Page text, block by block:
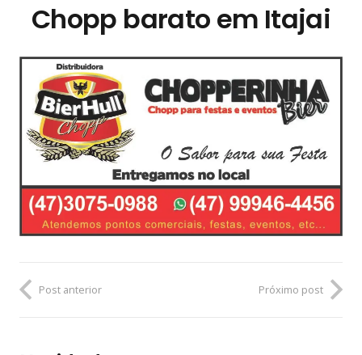
Chopp barato em Itajai
Post anterior Próximo post